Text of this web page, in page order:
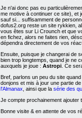
Je n'ai donc pas eu
me motive à continuer ce site), et
sauf si... suffisamment de
dofus2.org reste un site rykkien,
vous êtes sur Li Crounch et que
en fichez, alors ne faites rien,
dépendra directement de vos
Ensuite, puisque je changerai de
bien trop longtemps, quand je ne
auxquels je joue : Astropi . Ce
Bref, parlons un peu du site
donjons et mis à jour une partie
l'Almanax , ainsi que la série des
Je compte prochainement ajouter
Bonne visite & en attente de vos